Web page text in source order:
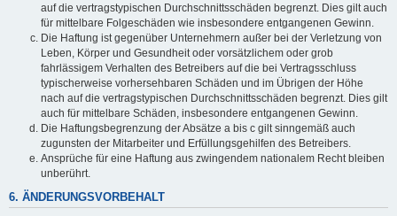
auf die vertragstypischen Durchschnittsschäden begrenzt. Dies gilt auch
für mittelbare Folgeschäden wie insbesondere entgangenen Gewinn.
Die Haftung ist gegenüber Unternehmern außer bei der Verletzung von
Leben, Körper und Gesundheit oder vorsätzlichem oder grob
fahrlässigem Verhalten des Betreibers auf die bei Vertragsschluss
typischerweise vorhersehbaren Schäden und im Übrigen der Höhe
nach auf die vertragstypischen Durchschnittsschäden begrenzt. Dies gilt
auch für mittelbare Schäden, insbesondere entgangenen Gewinn.
Die Haftungsbegrenzung der Absätze a bis c gilt sinngemäß auch
zugunsten der Mitarbeiter und Erfüllungsgehilfen des Betreibers.
Ansprüche für eine Haftung aus zwingendem nationalem Recht bleiben
unberührt.
6. ÄNDERUNGSVORBEHALT